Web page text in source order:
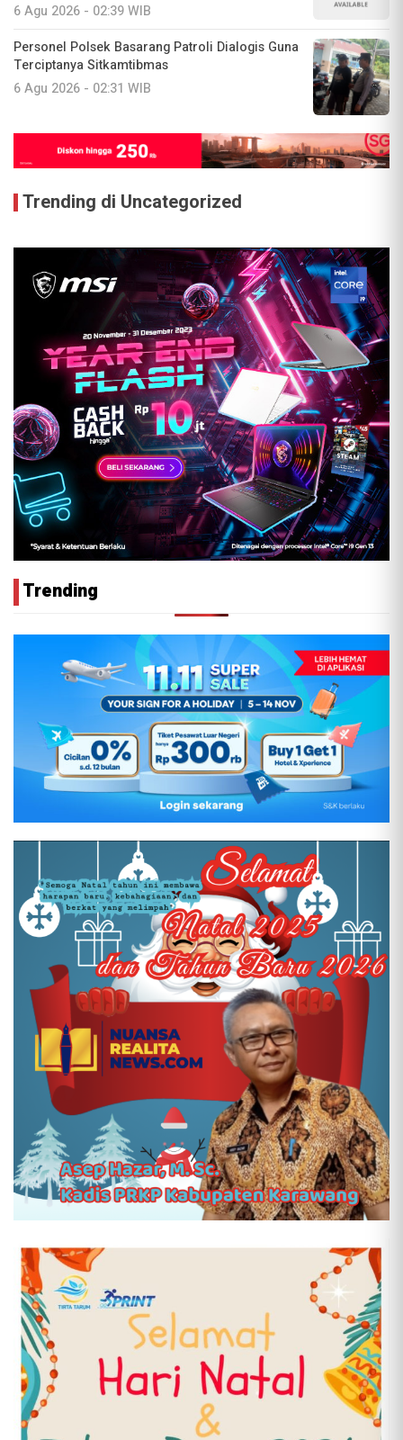
6 Agu 2026 - 02:39 WIB
Personel Polsek Basarang Patroli Dialogis Guna
Terciptanya Sitkamtibmas
6 Agu 2026 - 02:31 WIB
Trending di Uncategorized
Trending